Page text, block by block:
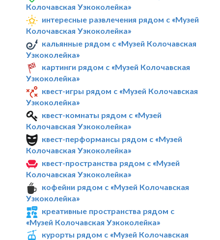
Колочавская Узкоколейка»
интересные развлечения рядом с «Музей
Колочавская Узкоколейка»
кальянные рядом с «Музей Колочавская
Узкоколейка»
картинги рядом с «Музей Колочавская
Узкоколейка»
квест-игры рядом с «Музей Колочавская
Узкоколейка»
квест-комнаты рядом с «Музей
Колочавская Узкоколейка»
квест-перформансы рядом с «Музей
Колочавская Узкоколейка»
квест-пространства рядом с «Музей
Колочавская Узкоколейка»
кофейни рядом с «Музей Колочавская
Узкоколейка»
креативные пространства рядом с
«Музей Колочавская Узкоколейка»
курорты рядом с «Музей Колочавская